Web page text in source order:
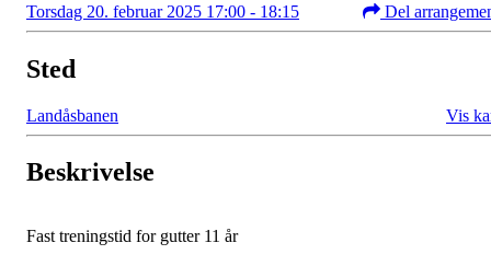
Torsdag 20. februar 2025 17:00 - 18:15 Del
Sted
Landåsbanen Vis
Beskrivelse
Fast treningstid for gutter 11 år